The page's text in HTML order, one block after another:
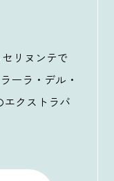
リヌンテで
ーラ・デル・
エクストラバ